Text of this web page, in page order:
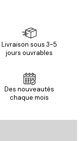
Livraison sous 3-5
jours ouvrables
Des nouveautés
chaque mois